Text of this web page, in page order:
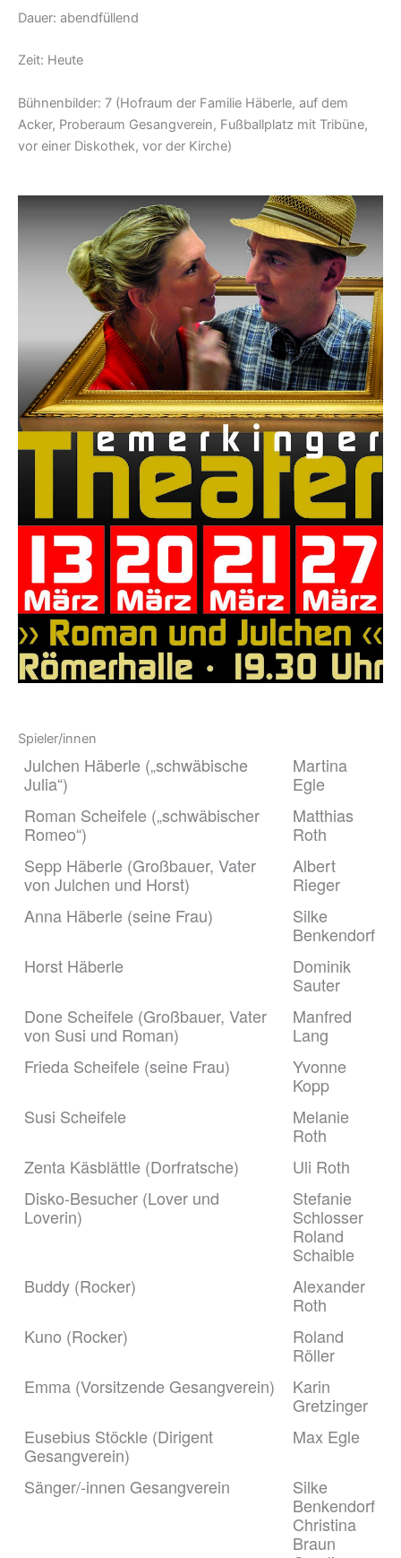
Dauer: abendfüllend
Zeit: Heute
Bühnenbilder: 7 (Hofraum der Familie Häberle, auf dem
Acker, Proberaum Gesangverein, Fußballplatz mit Tribüne,
vor einer Diskothek, vor der Kirche)
Spieler/innen
Julchen Häberle („schwäbische
Julia“)
Martina
Egle
Roman Scheifele („schwäbischer
Romeo“)
Matthias
Roth
Sepp Häberle (Großbauer, Vater
von Julchen und Horst)
Albert
Rieger
Anna Häberle (seine Frau)
Silke
Benkendorf
Horst Häberle
Dominik
Sauter
Done Scheifele (Großbauer, Vater
von Susi und Roman)
Manfred
Lang
Frieda Scheifele (seine Frau)
Yvonne
Kopp
Susi Scheifele
Melanie
Roth
Zenta Käsblättle (Dorfratsche)
Uli Roth
Disko-Besucher (Lover und
Loverin)
Stefanie
Schlosser
Roland
Schaible
Buddy (Rocker)
Alexander
Roth
Kuno (Rocker)
Roland
Röller
Emma (Vorsitzende Gesangverein)
Karin
Gretzinger
Eusebius Stöckle (Dirigent
Gesangverein)
Max Egle
Sänger/-innen Gesangverein
Silke
Benkendorf
Christina
Braun